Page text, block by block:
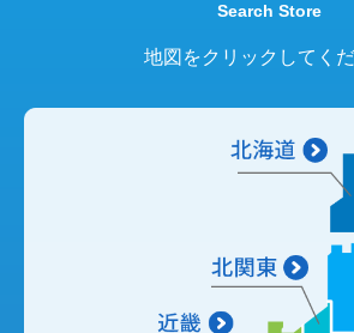
Search Store
地図をクリックしてく